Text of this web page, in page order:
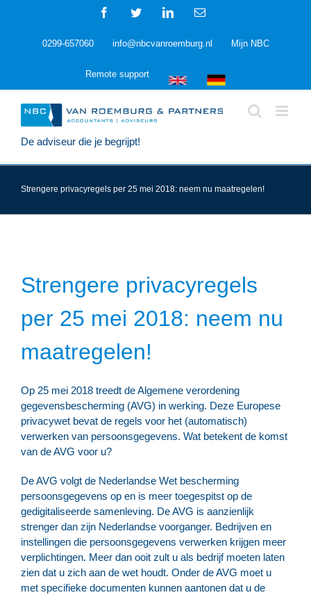
FacebookTwitterLinkedInE-
0299-657060 info@nbcvanroemburg.nl Mijn NBC
Remote support
De adviseur die je begrijpt!
Strengere privacyregels per 25 mei 2018: neem nu maatregelen!
Strengere privacyregels
per 25 mei 2018: neem nu
maatregelen!
Op 25 mei 2018 treedt de Algemene verordening
gegevensbescherming (AVG) in werking. Deze Europese
privacywet bevat de regels voor het (automatisch)
verwerken van persoonsgegevens. Wat betekent de komst
van de AVG voor u?
De AVG volgt de Nederlandse Wet bescherming
persoonsgegevens op en is meer toegespitst op de
gedigitaliseerde samenleving. De AVG is aanzienlijk
strenger dan zijn Nederlandse voorganger. Bedrijven en
instellingen die persoonsgegevens verwerken krijgen meer
verplichtingen. Meer dan ooit zult u als bedrijf moeten laten
zien dat u zich aan de wet houdt. Onder de AVG moet u
met specifieke documenten kunnen aantonen dat u de